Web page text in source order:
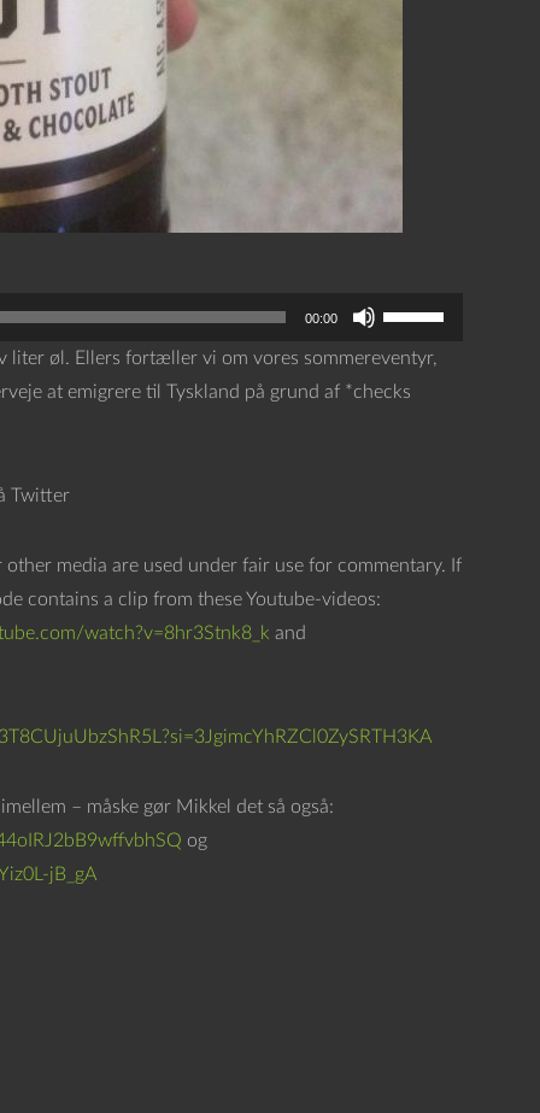
00:00
B
e
e
liter øl. Ellers fortæller vi om vores sommereventyr,
at emigrere til Tyskland på grund af *checks
Twitter
media are used under fair use for commentary. If
contains a clip from these Youtube-videos:
watch?v=8hr3Stnk8_k and
– måske gør Mikkel det så også:
og
jB_gA